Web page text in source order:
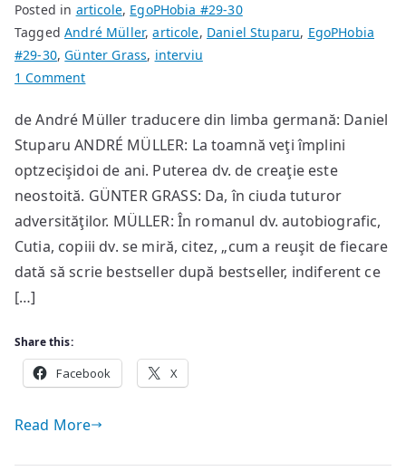
Posted in articole, EgoPHobia #29-30
TaggedAndré Müller,articole, Daniel Stuparu, EgoPHobia
#29-30,Günter Grass, interviu
1 Commenton
cu
Günter
Grass
de André Müller traducere din limba germană: Daniel
Stuparu ANDRÉ MÜLLER: La toamnă veţi împlini
optzecişidoi de ani. Puterea dv. de creaţie este
neostoită. GÜNTER GRASS: Da, în ciuda tuturor
adversităţilor. MÜLLER: În romanul dv. autobiografic,
Cutia, copiii dv. se miră, citez, „cum a reuşit de fiecare
dată să scrie bestseller după bestseller, indiferent ce
[…]
Share this:
Facebook X
Read More